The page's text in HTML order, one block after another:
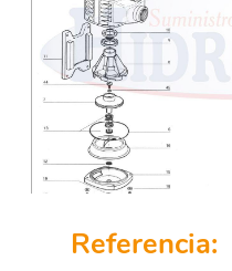
Referencia: